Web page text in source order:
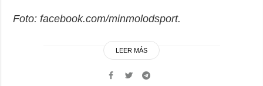
Foto: facebook.com/minmolodsport.
LEER MÁS